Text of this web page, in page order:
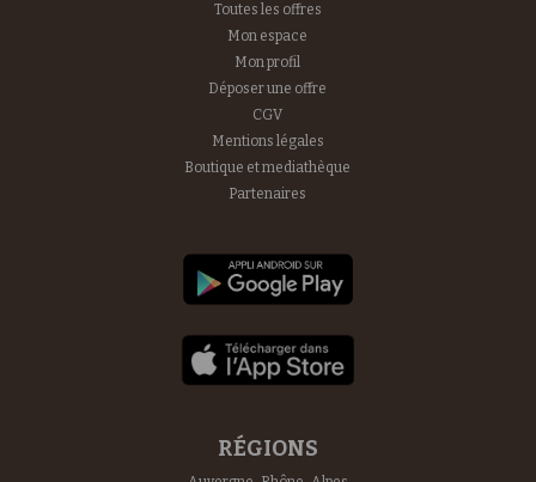
Toutes les offres
Mon espace
Mon profil
Déposer une offre
CGV
Mentions légales
Boutique et mediathèque
Partenaires
RÉGIONS